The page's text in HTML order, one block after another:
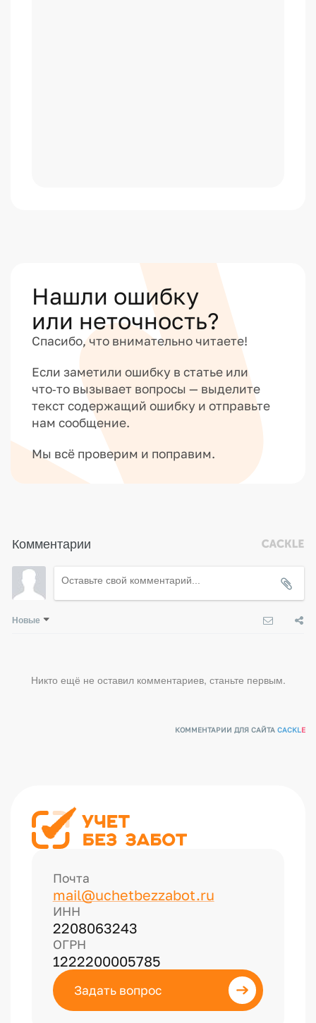
Нашли ошибку
или неточность?
Спасибо, что внимательно читаете!
Если заметили ошибку в статье или
что‑то вызывает вопросы — выделите
текст содержащий ошибку и отправьте
нам сообщение.
Мы всё проверим и поправим.
Комментарии
Новые
Никто ещё не оставил комментариев, станьте первым.
КОММЕНТАРИИ ДЛЯ САЙТАCACKLE
Почта
mail@uchetbezzabot.ru
ИНН
2208063243
ОГРН
1222200005785
Задать вопрос